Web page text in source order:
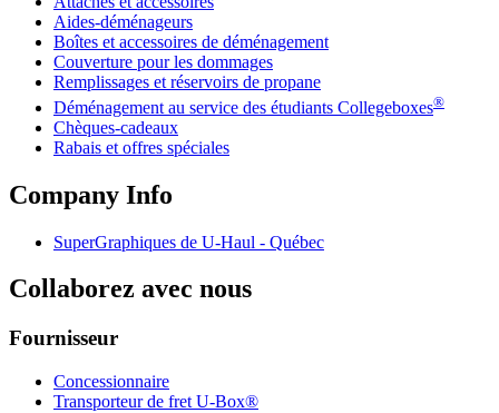
Aides-déménageurs
Boîtes et accessoires de déménagement
Couverture pour les dommages
Remplissages et réservoirs de propane
Déménagement au service des étudiants Collegeboxes®
Chèques-cadeaux
Rabais et offres spéciales
Company Info
SuperGraphiques de U-Haul - Québec
Collaborez avec nous
Fournisseur
Concessionnaire
Transporteur de fret U-Box®